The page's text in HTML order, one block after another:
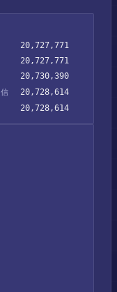
20,727,771
20,727,771
20,730,390
20,728,614
20,728,614